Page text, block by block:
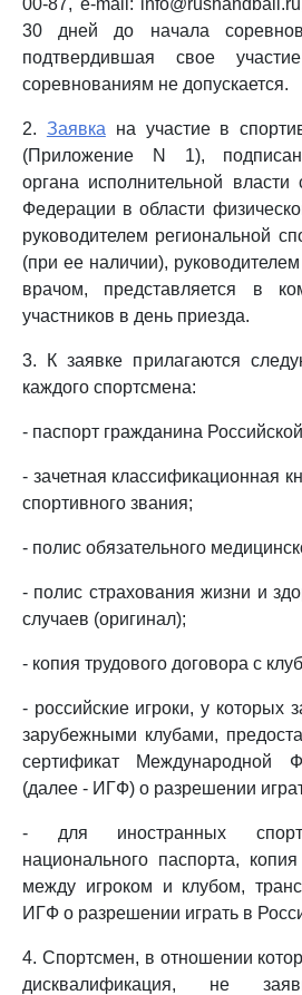
00-87, e-mail:
30 дней до начала
подтвердившая свое
соревнованиям не допускается.
2. Заявка на участие в
(Приложение N 1),
органа исполнительной власти
Федерации в области
руководителем региональной
(при ее наличии),
врачом, представляется в
участников в день приезда.
3. К заявке прилагаются
каждого спортсмена:
- паспорт гражданина
- зачетная классификационная
спортивного звания;
- полис обязательного
- полис страхования жизни и
случаев (оригинал);
- копия трудового договора с
- российские игроки, у которых
зарубежными клубами,
сертификат Международной
(далее - ИГФ) о разрешении
- для иностранных
национального паспорта,
между игроком и клубом,
ИГФ о разрешении играть в
4. Спортсмен, в отношении
дисквалификация, не